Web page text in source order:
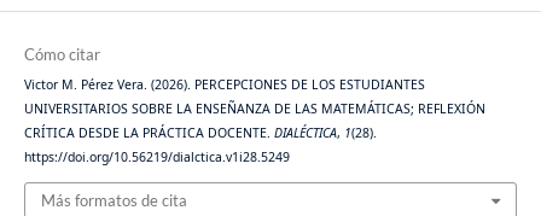
Cómo citar
Victor M. Pérez Vera. (2026). PERCEPCIONES DE LOS ESTUDIANTES
UNIVERSITARIOS SOBRE LA ENSEÑANZA DE LAS MATEMÁTICAS; REFLEXIÓN
CRÍTICA DESDE LA PRÁCTICA DOCENTE. DIALÉCTICA, 1(28).
https://doi.org/10.56219/dialctica.v1i28.5249
Más formatos de cita